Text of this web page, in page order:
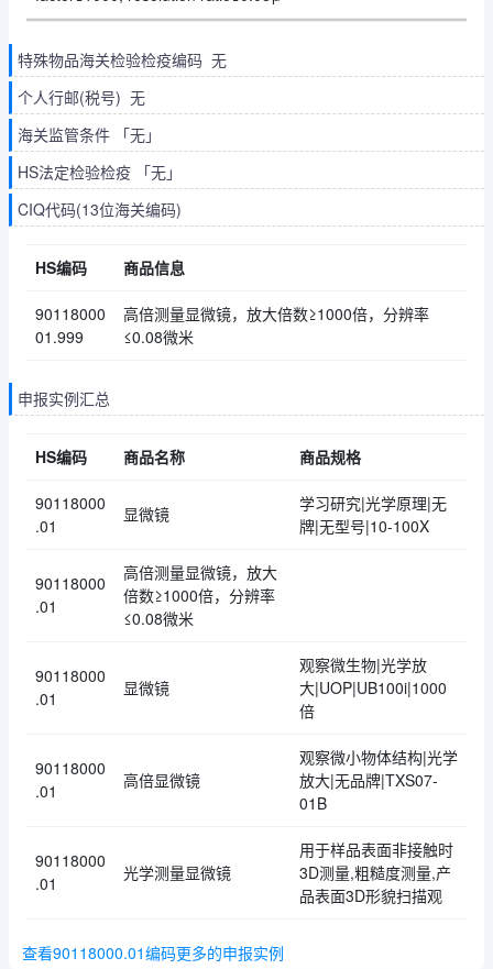
特殊物品海关检验检疫编码 无
个人行邮(税号) 无
海关监管条件 「无」
HS法定检验检疫 「无」
CIQ代码(13位海关编码)
HS编码 商品信息
90118000
01.999
高倍测量显微镜，放大倍数≥1000倍，分辨率
≤0.08微米
申报实例汇总
HS编码 商品名称 商品规格
90118000
.01
显微镜
学习研究|光学原理|无
牌|无型号|10-100X
90118000
.01
高倍测量显微镜，放大
倍数≥1000倍，分辨率
≤0.08微米
90118000
.01
显微镜
观察微生物|光学放
大|UOP|UB100i|1000
倍
90118000
.01
高倍显微镜
观察微小物体结构|光学
放大|无品牌|TXS07-
01B
90118000
.01
光学测量显微镜
用于样品表面非接触时
3D测量,粗糙度测量,产
品表面3D形貌扫描观
查看90118000.01编码更多的申报实例